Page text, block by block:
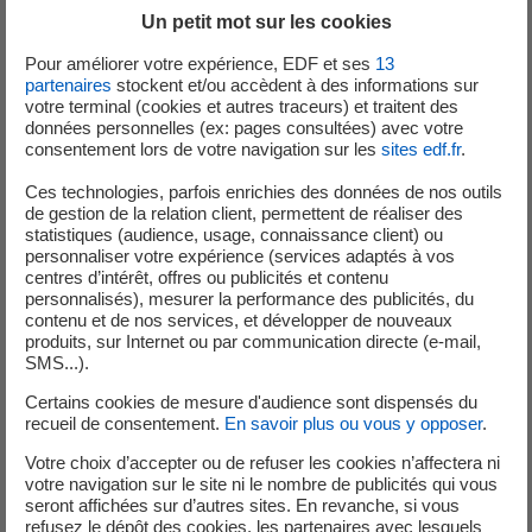
chantier FRASIL et le chantier de remplacement des
primaires.
Cette mobilisation a permis de tenir les délais et même de
dépasser les objectifs fixés, avec une performance
remarquable :
Couplage au réseau réalisé avec 10 jours
d’avance sur l’engagement pris auprès du
réseau électrique
Ces résultats témoignent de l’efficacité de la coordination
entre les différents métiers et du professionnalisme de
l’ensemble des intervenants.
Une étape clé pour la production d’électricité bas
carbone
La remise en service de l’unité n°1 permet à la centrale de
Un petit mot sur les cookies
Pour améliorer votre expérience, EDF et ses 13
partenaires stockent et/ou accèdent à des informations sur
votre terminal (cookies et autres traceurs) et traitent des
données personnelles (ex: pages consultées) avec votre
consentement lors de votre navigation sur les sites edf.fr.
Ces technologies, parfois enrichies des données de nos outils
de gestion de la relation client, permettent de réaliser des
statistiques (audience, usage, connaissance client) ou
personnaliser votre expérience (services adaptés à vos
centres d’intérêt, offres ou publicités et contenu
personnalisés), mesurer la performance des publicités, du
contenu et de nos services, et développer de nouveaux
produits, sur Internet ou par communication directe (e-mail,
SMS...).
Certains cookies de mesure d'audience sont dispensés du
recueil de consentement. En savoir plus ou vous y opposer.
Votre choix d’accepter ou de refuser les cookies n’affectera ni
votre navigation sur le site ni le nombre de publicités qui vous
seront affichées sur d’autres sites. En revanche, si vous
refusez le dépôt des cookies, les partenaires avec lesquels